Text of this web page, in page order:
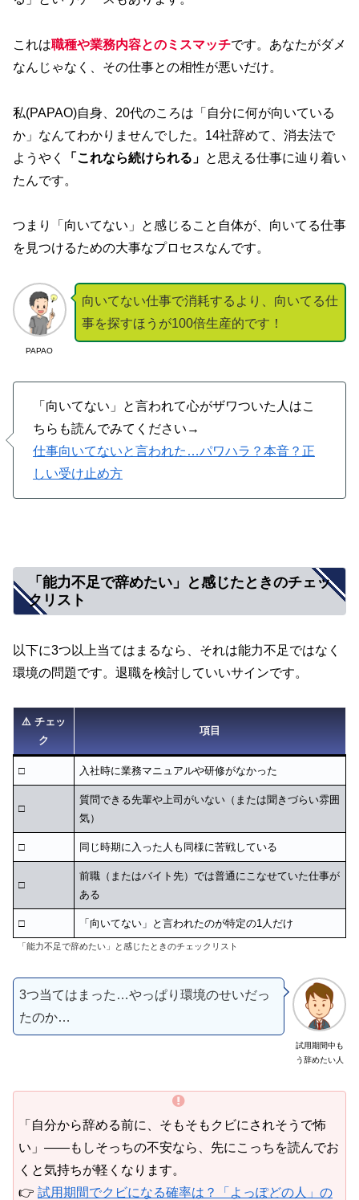
これは職種や業務内容とのミスマッチです。あなたがダメ
なんじゃなく、その仕事との相性が悪いだけ。
私(PAPAO)自身、20代のころは「自分に何が向いている
か」なんてわかりませんでした。14社辞めて、消去法で
ようやく
「これなら続けられる」 と思える仕事に辿り着い
たんです。
つまり「向いてない」と感じること自体が、向いてる仕事
を見つけるための大事なプロセスなんです。
PAPAO
向いてない仕事で消耗するより、向いてる仕
事を探すほうが100倍生産的です！
「向いてない」と言われて心がザワついた人はこ
ちらも読んでみてください→
仕事向いてないと言われた…パワハラ？本音？正
しい受け止め方
「能力不足で辞めたい」と感じたときのチェッ
クリスト
以下に3つ以上当てはまるなら、それは能力不足ではなく
環境の問題です。退職を検討していいサインです。
⚠️ チェッ
ク
項目
□ 入社時に業務マニュアルや研修がなかった
□
質問できる先輩や上司がいない（または聞きづらい雰囲
気）
□ 同じ時期に入った人も同様に苦戦している
□
前職（またはバイト先）では普通にこなせていた仕事が
ある
□ 「向いてない」と言われたのが特定の1人だけ
「能力不足で辞めたい」と感じたときのチェックリスト
試用期間中も
う辞めたい人
3つ当てはまった…やっぱり環境のせいだっ
たのか…
「自分から辞める前に、そもそもクビにされそうで怖
い」——もしそっちの不安なら、先にこっちを読んでお
くと気持ちが軽くなります。
👉 試用期間でクビになる確率は？「よっぽどの人」の